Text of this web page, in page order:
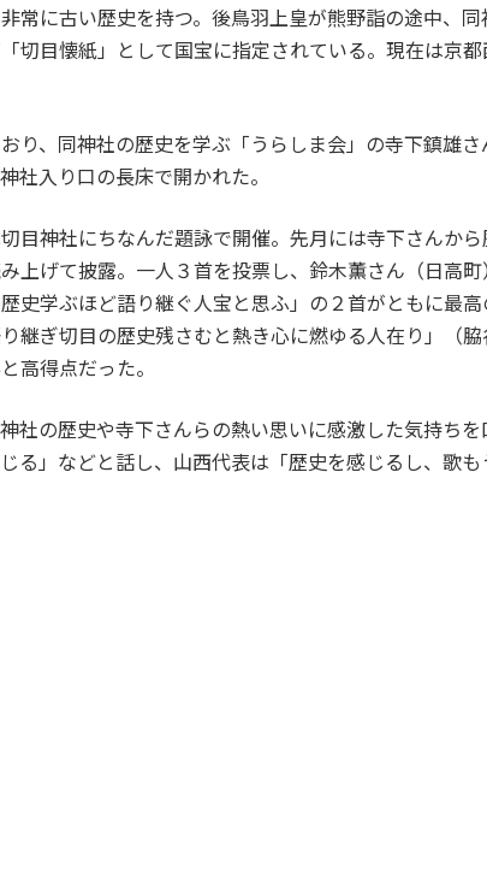
に古い歴史を持つ。後鳥羽上皇が熊野詣の途中、同
切目懐紙」として国宝に指定されている。現在は京
、同神社の歴史を学ぶ「うらしま会」の寺下鎮雄
社入り口の長床で開かれた。
神社にちなんだ題詠で開催。先月には寺下さんか
上げて披露。一人３首を投票し、鈴木薫さん（日高
史学ぶほど語り継ぐ人宝と思ふ」の２首がともに最
継ぎ切目の歴史残さむと熱き心に燃ゆる人在り」（
高得点だった。
の歴史や寺下さんらの熱い思いに感激した気持ち
る」などと話し、山西代表は「歴史を感じるし、歌